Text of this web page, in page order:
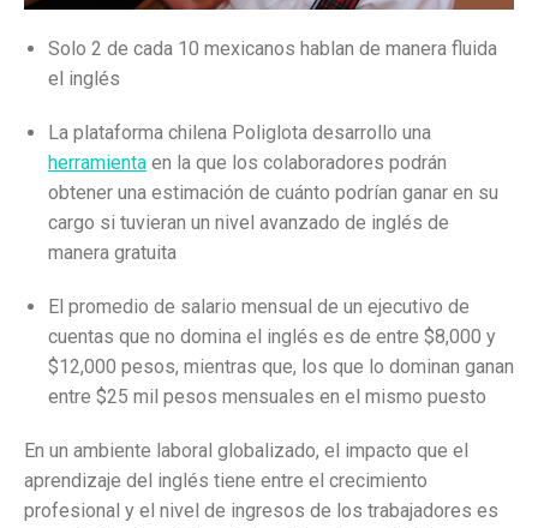
Solo 2 de cada 10 mexicanos hablan de manera fluida
el inglés
La plataforma chilena Poliglota desarrollo una
herramienta en la que los colaboradores podrán
obtener una estimación de cuánto podrían ganar en su
cargo si tuvieran un nivel avanzado de inglés de
manera gratuita
El promedio de salario mensual de un ejecutivo de
cuentas que no domina el inglés es de entre $8,000 y
$12,000 pesos, mientras que, los que lo dominan ganan
entre $25 mil pesos mensuales en el mismo puesto
En un ambiente laboral globalizado, el impacto que el
aprendizaje del inglés tiene entre el crecimiento
profesional y el nivel de ingresos de los trabajadores es